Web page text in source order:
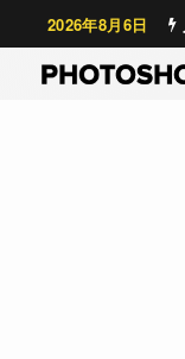
2026年8月6日